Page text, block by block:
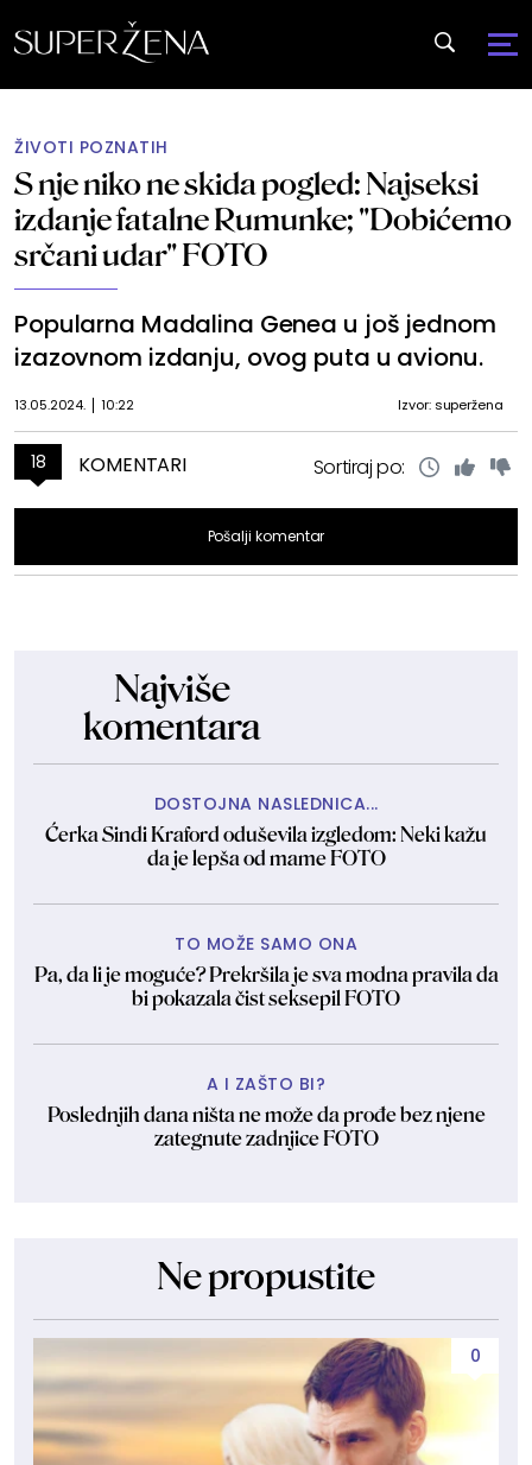
ŽIVOTI POZNATIH
S nje niko ne skida pogled: Najseksi
izdanje fatalne Rumunke; "Dobićemo
srčani udar" FOTO
Popularna Madalina Genea u još jednom
izazovnom izdanju, ovog puta u avionu.
13.05.2024. 10:22 Izvor: superžena
18 KOMENTARI Sortiraj po:
Pošalji komentar
Najviše
komentara
DOSTOJNA NASLEDNICA...
Ćerka Sindi Kraford oduševila izgledom: Neki kažu
da je lepša od mame FOTO
TO MOŽE SAMO ONA
Pa, da li je moguće? Prekršila je sva modna pravila da
bi pokazala čist seksepil FOTO
A I ZAŠTO BI?
Poslednjih dana ništa ne može da prođe bez njene
zategnute zadnjice FOTO
Ne propustite
0